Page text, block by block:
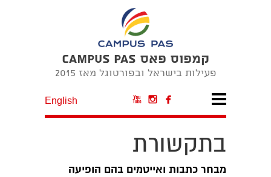
קמפוס פאס CAMPUS PAS
פעילות בישראל ובפורטוגל מאז 2015
English 


בתקשורת
מבחר כתבות ואייטמים בהם הופיעה